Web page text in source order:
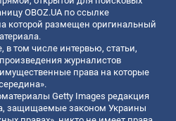
OBOZ.UA по ссылке
которой размещен оригинальный
в том числе интервью, статьи,
журналистов
права на которые
Getty Images редакция
защищаемые законом Украины